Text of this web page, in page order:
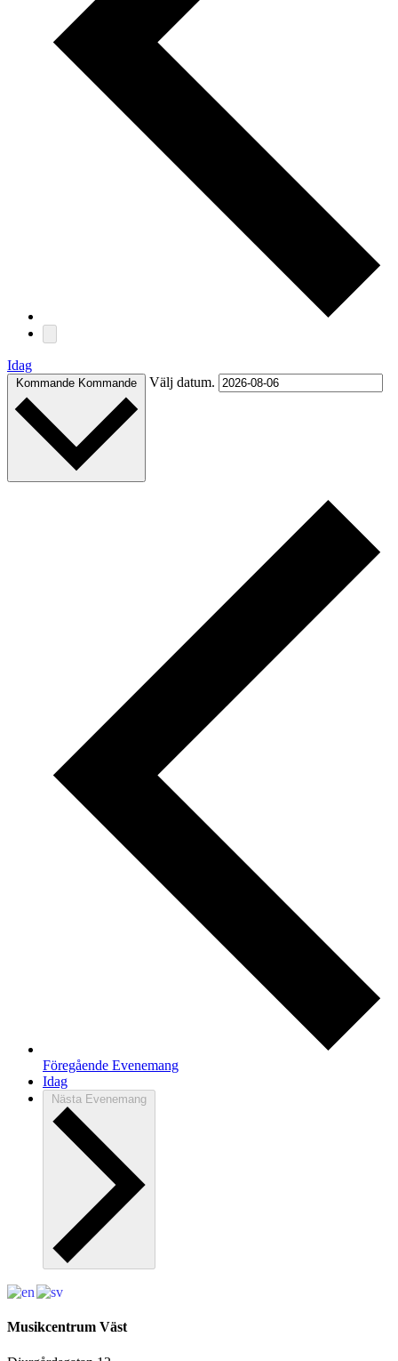
Idag
Kommande Kommande Välj datum.
Föregående Evenemang
Idag
Nästa Evenemang
Musikcentrum Väst